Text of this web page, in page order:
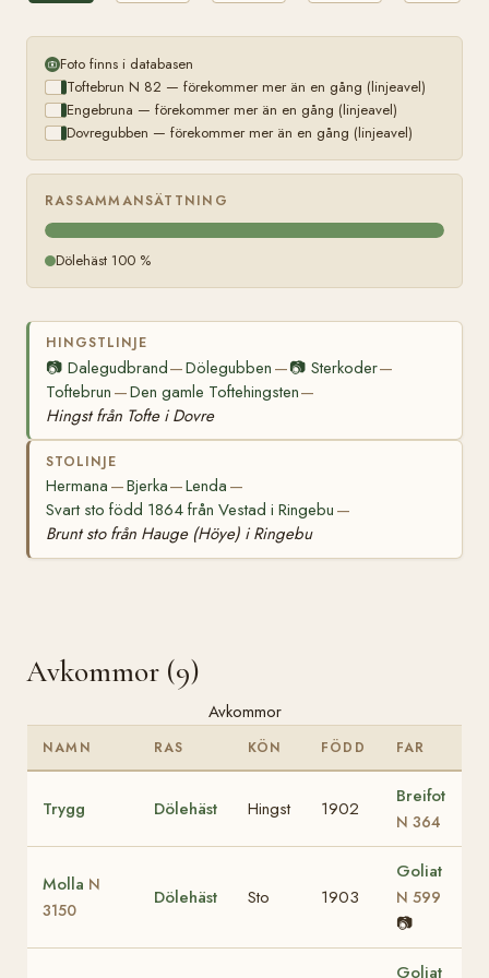
Vestad
Foto finns i databasen
Toftebrun N 82 — förekommer mer än en gång (linjeavel)
Engebruna — förekommer mer än en gång (linjeavel)
Dovregubben — förekommer mer än en gång (linjeavel)
RASSAMMANSÄTTNING
Dölehäst 100 %
HINGSTLINJE
📷 Dalegudbrand—Dölegubben —📷 Sterkoder—
Toftebrun —Den gamle Toftehingsten—
Hingst från Tofte i Dovre
STOLINJE
Hermana —Bjerka—Lenda —
Svart sto född 1864 från Vestad i Ringebu —
Brunt sto från Hauge (Höye) i Ringebu
Avkommor (9)
Avkommor
NAMN RAS KÖN FÖDD FAR
Trygg Dölehäst Hingst 1902
Breifot
N 364
Molla N
3150
Dölehäst Sto 1903
Goliat
N 599
📷
Goliat